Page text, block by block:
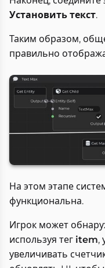
Установить текст.
Таким образом,
правильно
На этом этапе
функциональна.
Игрок может
используя тег item,
увеличивать